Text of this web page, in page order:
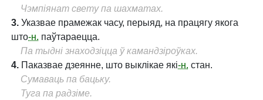
Чэмпіянат свету па шахматах.
3. Указвае прамежак часу, перыяд, на працягу якога
што-н. паўтараецца.
Па тыдні знаходзіцца ў камандзіроўках.
4. Паказвае дзеянне, што выклікае які-н. стан.
Сумаваць па бацьку.
Туга па радзіме.